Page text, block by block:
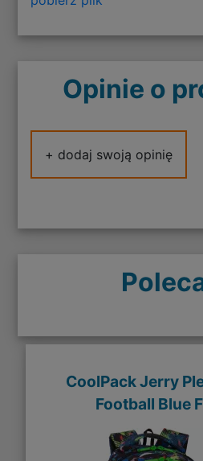
Opinie o
+ dodaj swoją opinię
CoolPack Jerry
Football Blue